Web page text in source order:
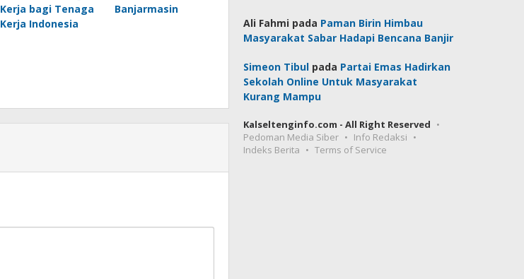
Kerja bagi Tenaga
Kerja Indonesia
Banjarmasin
Ali Fahmi pada Paman Birin Himbau
Masyarakat Sabar Hadapi Bencana Banjir
Simeon Tibul pada Partai Emas Hadirkan
Sekolah Online Untuk Masyarakat
Kurang Mampu
Kalseltenginfo.com - All Right Reserved
Pedoman Media Siber
Info Redaksi
Indeks Berita
Terms of Service